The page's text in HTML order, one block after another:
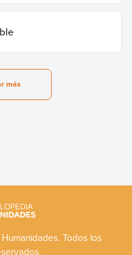
más
Todos los